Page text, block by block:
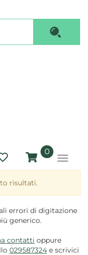
0prodotti
inseriti
risultati.
errori di digitazione
generico.
contatti oppure
029587324 e scrivici